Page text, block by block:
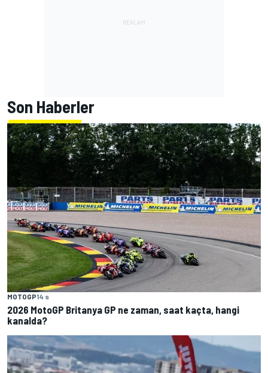
Son Haberler
MOTOGP14 s
2026 MotoGP Britanya GP ne zaman, saat kaçta, hangi
kanalda?